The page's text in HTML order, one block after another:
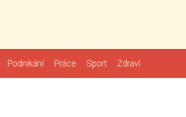
Podnikání Práce Sport Zdraví